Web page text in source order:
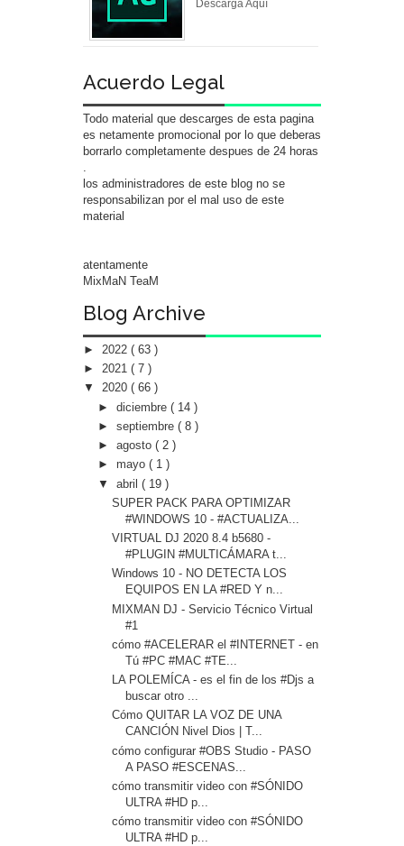
Descarga Aquí
Acuerdo Legal
Todo material que descarges de esta pagina
es netamente promocional por lo que deberas
borrarlo completamente despues de 24 horas
los administradores de este blog no se
responsabilizan por el mal uso de este
material
atentamente
MixMaN TeaM
Blog Archive
► 2022 ( 63 )
► 2021 ( 7 )
▼ 2020 ( 66 )
► diciembre ( 14 )
► septiembre ( 8 )
► agosto ( 2 )
► mayo ( 1 )
▼ abril ( 19 )
SUPER PACK PARA OPTIMIZAR
#WINDOWS 10 - #ACTUALIZA...
VIRTUAL DJ 2020 8.4 b5680 -
#PLUGIN #MULTICÁMARA t...
Windows 10 - NO DETECTA LOS
EQUIPOS EN LA #RED Y n...
MIXMAN DJ - Servicio Técnico Virtual
#1
cómo #ACELERAR el #INTERNET - en
Tú #PC #MAC #TE...
LA POLEMÍCA - es el fin de los #Djs a
buscar otro ...
Cómo QUITAR LA VOZ DE UNA
CANCIÓN Nivel Dios | T...
cómo configurar #OBS Studio - PASO
A PASO #ESCENAS...
cómo transmitir video con #SÓNIDO
ULTRA #HD p...
cómo transmitir video con #SÓNIDO
ULTRA #HD p...